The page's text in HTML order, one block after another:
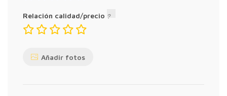
Relación calidad/precio
Añadir fotos